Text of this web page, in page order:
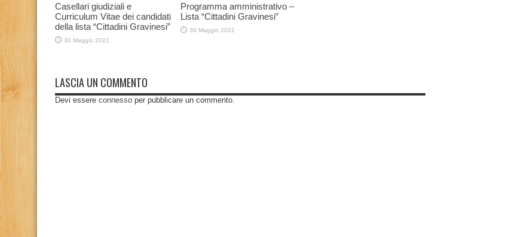
Casellari giudiziali e
Curriculum Vitae dei candidati
della lista “Cittadini Gravinesi”
30 Maggio 2022
Programma amministrativo –
Lista “Cittadini Gravinesi”
30 Maggio 2022
LASCIA UN COMMENTO
Devi essere connesso per pubblicare un commento.